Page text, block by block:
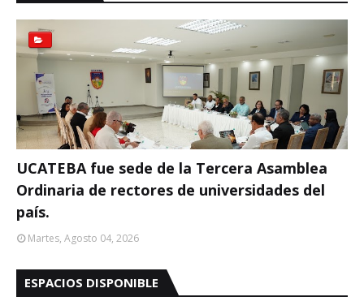
UCATEBA fue sede de la Tercera Asamblea
Ordinaria de rectores de universidades del
país.
Martes, Agosto 04, 2026
ESPACIOS DISPONIBLE